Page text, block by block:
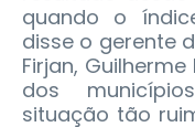
quando o
disse o gerente
Firjan,
dos
situação tão